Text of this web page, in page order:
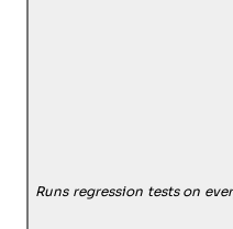
Runs regression tests on